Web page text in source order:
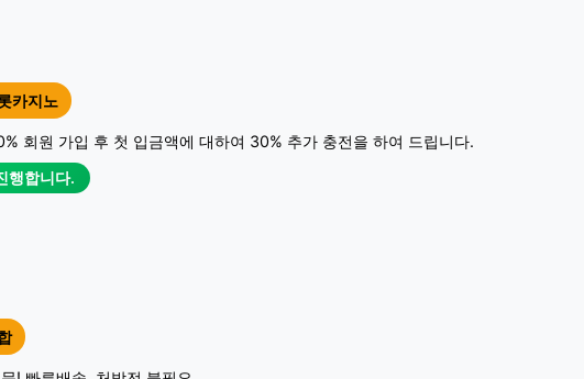
카지노
회원 가입 후 첫 입금액에 대하여 30% 추가 충전을 하여 드립니다.
행합니다.